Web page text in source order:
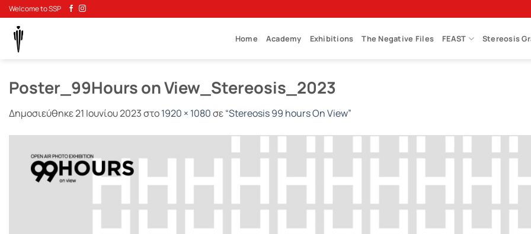
Μετάβαση
στο
περιεχόμενο
Welcome to SSP
Home Academy Exhibitions The Negative Files FEAST Stereosis
Poster_99Hours οn View_Stereosis_2023
Δημοσιεύθηκε21 Ιουνίου 2023στο1920 × 1080σε“Stereosis 99 hours On View”